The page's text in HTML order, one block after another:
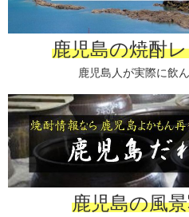
鹿児島の焼酎
鹿児島人が実際に飲
鹿児島の風